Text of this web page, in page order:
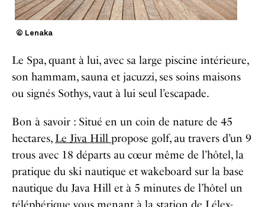
© Lenaka
Le Spa, quant à lui, avec sa large piscine intérieure,
son hammam, sauna et jacuzzi, ses soins maisons
ou signés Sothys, vaut à lui seul l’escapade.
Bon à savoir : Situé en un coin de nature de 45
hectares, Le Jiva Hill propose golf, au travers d’un 9
trous avec 18 départs au cœur même de l’hôtel, la
pratique du ski nautique et wakeboard sur la base
nautique du Java Hill et à 5 minutes de l’hôtel un